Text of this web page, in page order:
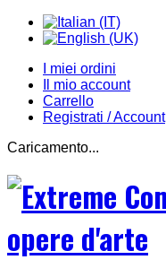
I miei ordini
Il mio account
Carrello
Registrati / Account
Caricamento...